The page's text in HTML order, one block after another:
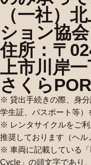
（一社）
ション協会
住所：〒
上市川岸
さくら
※ 貸出手続きの際、身分
学生証、パスポート等）
※ レンタサイクルをご
推奨しております（ヘル
※ 車両に記載している「
Cycle 」の頭文字であり